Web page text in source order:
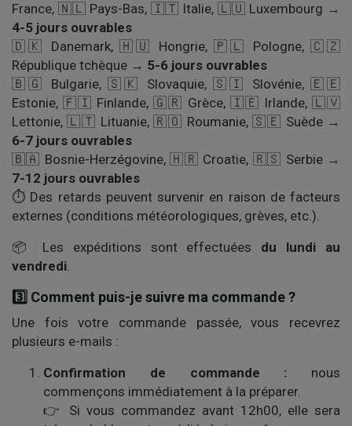
France, 🇳🇱 Pays-Bas, 🇮🇹 Italie, 🇱🇺 Luxembourg →
4-5 jours ouvrables
🇩🇰 Danemark, 🇭🇺 Hongrie, 🇵🇱 Pologne, 🇨🇿
République tchèque → 5-6 jours ouvrables
🇧🇬 Bulgarie, 🇸🇰 Slovaquie, 🇸🇮 Slovénie, 🇪🇪
Estonie, 🇫🇮 Finlande, 🇬🇷 Grèce, 🇮🇪 Irlande, 🇱🇻
Lettonie, 🇱🇹 Lituanie, 🇷🇴 Roumanie, 🇸🇪 Suède →
6-7 jours ouvrables
🇧🇦 Bosnie-Herzégovine, 🇭🇷 Croatie, 🇷🇸 Serbie →
7-12 jours ouvrables
⏱️ Des retards peuvent survenir en raison de facteurs
externes (conditions météorologiques, grèves, etc.).
📦 Les expéditions sont effectuées du lundi au
vendredi.
3️⃣ Comment puis-je suivre ma commande ?
Une fois votre commande passée, vous recevrez
plusieurs e-mails :
Confirmation de commande : nous
commençons immédiatement à la préparer.
👉 Si vous commandez avant 12h00, elle sera